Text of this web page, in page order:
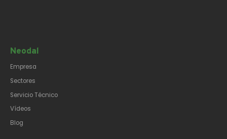
Neodal
Empresa
Sectores
Servicio Técnico
Vídeos
Blog